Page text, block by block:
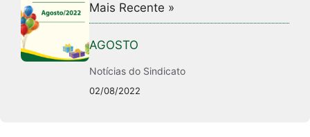
Mais Recente »
AGOSTO
Notícias do Sindicato
02/08/2022